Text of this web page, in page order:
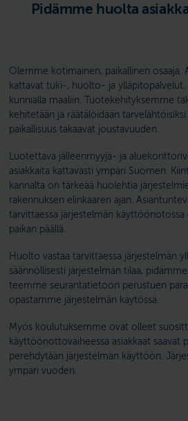
Pidämme huolta
Olemme kotimainen, paikallinen osaaja.
kattavat tuki-, huolto- ja
kunnialla maaliin. Tuotekehityksemme
kehitetään ja räätälöidään
paikallisuus takaavat joustavuuden.
Luotettava jälleenmyyjä- ja
asiakkaita kattavasti ympäri Suomen.
kannalta on tärkeää huolehtia
rakennuksen elinkaaren ajan.
tarvittaessa järjestelmän käyttöönotossa
paikan päällä.
Huolto vastaa tarvittaessa järjestelmän
säännöllisesti järjestelmän tilaa,
teemme seurantatietoon perustuen
opastamme järjestelmän käytössä.
Myös koulutuksemme ovat olleet
käyttöönottovaiheessa asiakkaat saavat
perehdytään järjestelmän käyttöön.
ympäri vuoden.